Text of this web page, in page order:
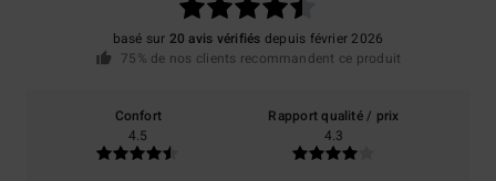
basé sur 20 avis vérifiés depuis février 2026
75% de nos clients recommandent ce produit
Confort
4.5
Rapport qualité / prix
4.3